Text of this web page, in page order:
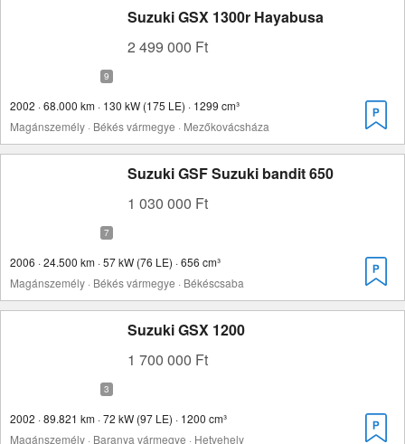
Suzuki GSX 1300r Hayabusa
2 499 000 Ft
2002 · 68.000 km · 130 kW (175 LE) · 1299 cm³
Magánszemély · Békés vármegye · Mezőkovácsháza
Suzuki GSF Suzuki bandit 650
1 030 000 Ft
2006 · 24.500 km · 57 kW (76 LE) · 656 cm³
Magánszemély · Békés vármegye · Békéscsaba
Suzuki GSX 1200
1 700 000 Ft
2002 · 89.821 km · 72 kW (97 LE) · 1200 cm³
Magánszemély · Baranya vármegye · Hetvehely